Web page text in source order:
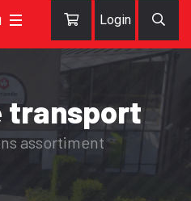
Login
transport
assortiment